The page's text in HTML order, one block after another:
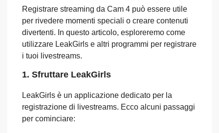
Registrare streaming da Cam 4 può essere utile
per rivedere momenti speciali o creare contenuti
divertenti. In questo articolo, esploreremo come
utilizzare LeakGirls e altri programmi per registrare
i tuoi livestreams.
1. Sfruttare LeakGirls
LeakGirls è un applicazione dedicato per la
registrazione di livestreams. Ecco alcuni passaggi
per cominciare: